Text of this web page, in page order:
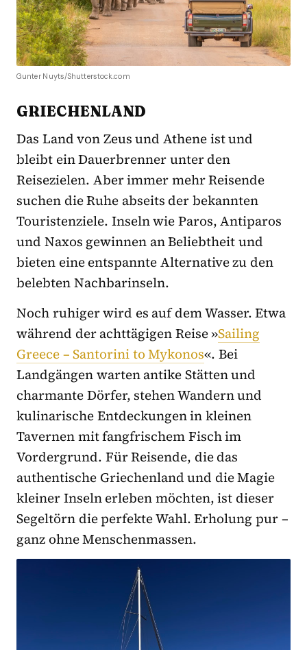
Gunter Nuyts/Shutterstock.com
GRIECHENLAND
Das Land von Zeus und Athene ist und
bleibt ein Dauerbrenner unter den
Reisezielen. Aber immer mehr Reisende
suchen die Ruhe abseits der bekannten
Touristenziele. Inseln wie Paros, Antiparos
und Naxos gewinnen an Beliebtheit und
bieten eine entspannte Alternative zu den
belebten Nachbarinseln.
Noch ruhiger wird es auf dem Wasser. Etwa
während der achttägigen Reise »Sailing
Greece – Santorini to Mykonos«. Bei
Landgängen warten antike Stätten und
charmante Dörfer, stehen Wandern und
kulinarische Entdeckungen in kleinen
Tavernen mit fangfrischem Fisch im
Vordergrund. Für Reisende, die das
authentische Griechenland und die Magie
kleiner Inseln erleben möchten, ist dieser
Segeltörn die perfekte Wahl. Erholung pur –
ganz ohne Menschenmassen.